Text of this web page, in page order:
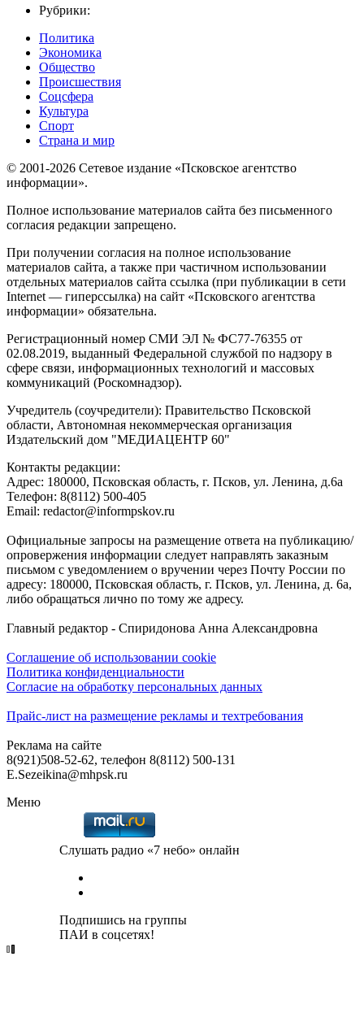
Рубрики:
Политика
Экономика
Общество
Происшествия
Соцсфера
Культура
Спорт
Страна и мир
© 2001-2026 Сетевое издание «Псковское агентство
информации».
Полное использование материалов сайта без письменного
согласия редакции запрещено.
При получении согласия на полное использование
материалов сайта, а также при частичном использовании
отдельных материалов сайта ссылка (при публикации в сети
Internet — гиперссылка) на сайт «Псковского агентства
информации» обязательна.
Регистрационный номер СМИ ЭЛ № ФС77-76355 от
02.08.2019, выданный Федеральной службой по надзору в
сфере связи, информационных технологий и массовых
коммуникаций (Роскомнадзор).
Учредитель (соучредители): Правительство Псковской
области, Автономная некоммерческая организация
Издательский дом "МЕДИАЦЕНТР 60"
Контакты редакции:
Адреc: 180000, Псковская область, г. Псков, ул. Ленина, д.6а
Телефон: 8(8112) 500-405
Email: redactor@informpskov.ru
Официальные запросы на размещение ответа на публикацию/
опровержения информации следует направлять заказным
письмом с уведомлением о вручении через Почту России по
адресу: 180000, Псковская область, г. Псков, ул. Ленина, д. 6а,
либо обращаться лично по тому же адресу.
Главный редактор - Спиридонова Анна Александровна
Соглашение об использовании cookie
Политика конфиденциальности
Согласие на обработку персональных данных
Прайс-лист на размещение рекламы и техтребования
Реклама на сайте
8(921)508-52-62, телефон 8(8112) 500-131
E.Sezeikina@mhpsk.ru
Меню
Слушать радио «7 небо» онлайн
Подпишись на группы
ПАИ в соцсетях!